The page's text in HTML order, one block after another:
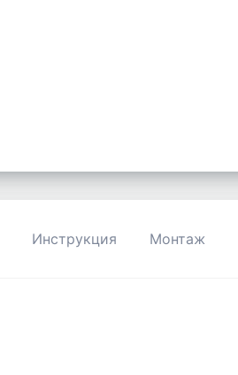
Инструкция Монтаж